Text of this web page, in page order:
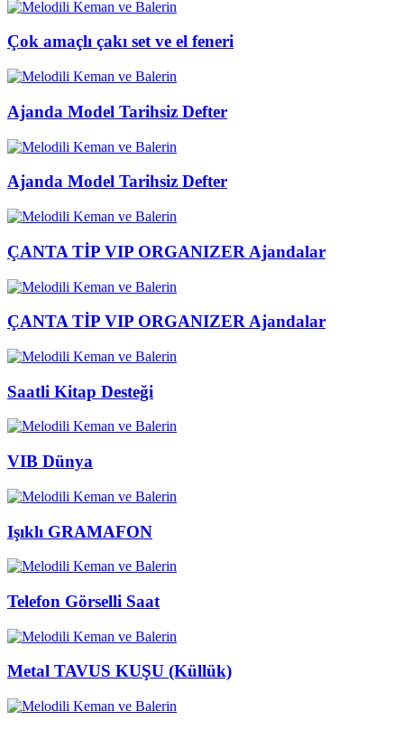
Çok amaçlı çakı set ve el feneri
Ajanda Model Tarihsiz Defter
Ajanda Model Tarihsiz Defter
ÇANTA TİP VIP ORGANIZER Ajandalar
ÇANTA TİP VIP ORGANIZER Ajandalar
Saatli Kitap Desteği
VIB Dünya
Işıklı GRAMAFON
Telefon Görselli Saat
Metal TAVUS KUŞU (Küllük)